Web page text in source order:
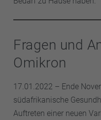
Fragen und
Omikron
17.01.2022 – Ende
südafrikanische
Auftreten einer neuen